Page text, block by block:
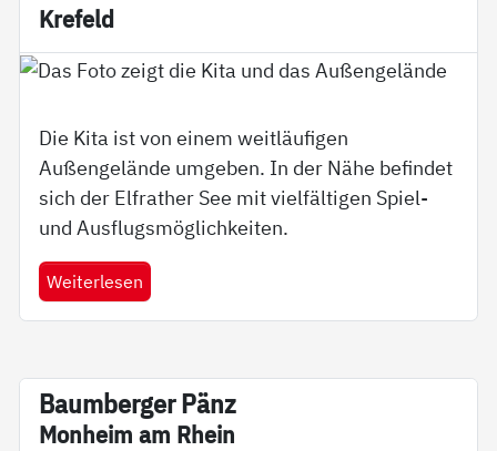
Kre­feld
Die Kita ist von einem weitläufigen
Außengelände umgeben. In der Nähe befindet
sich der Elfrather See mit vielfältigen Spiel-
und Ausflugsmöglichkeiten.
Weiterlesen
Baum­ber­ger Pänz
Mon­heim am Rhein